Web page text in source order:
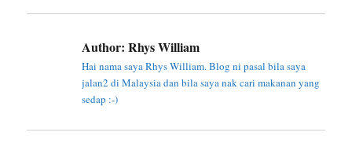
Author: Rhys William
Hai nama saya Rhys William. Blog ni pasal bila saya
jalan2 di Malaysia dan bila saya nak cari makanan yang
sedap :-)